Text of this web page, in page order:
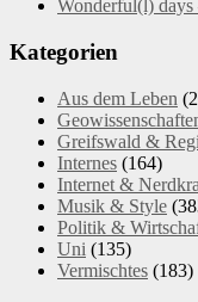
Wonderful(l)
Kategorien
Aus dem Leben
Greifswald &
Internes (164)
Internet &
Musik & Style
Politik &
Uni (135)
Vermischtes (183)